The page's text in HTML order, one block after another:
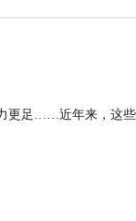
更足……近年来，这